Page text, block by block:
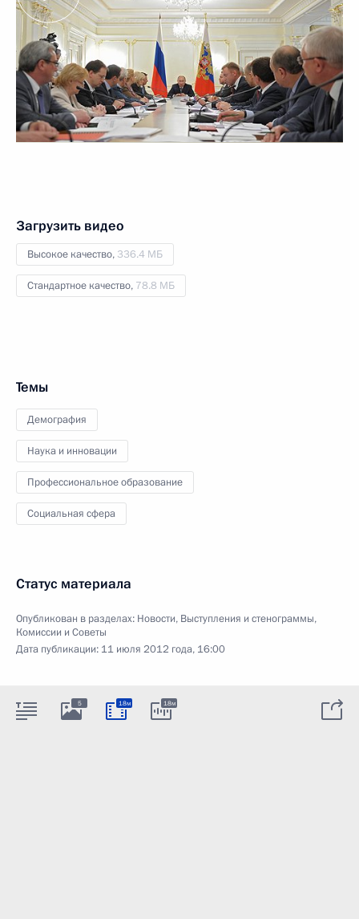
Загрузить видео
Высокое качество, 336.4 МБ
Стандартное качество, 78.8 МБ
Темы
Демография
Наука и инновации
Профессиональное образование
Социальная сфера
Статус материала
Опубликован в разделах: Новости, Выступления и стенограммы,
Комиссии и Советы
Дата публикации: 11 июля 2012 года, 16:00
5 18м 18м